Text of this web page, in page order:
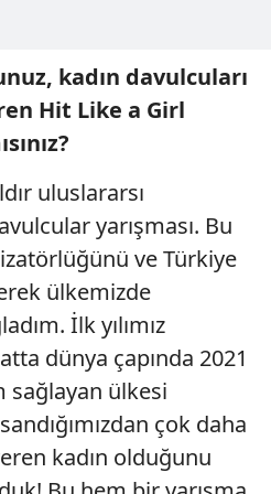
kadın davulcuları
Hit Like a Girl
uluslararsı
yarışması. Bu
ve Türkiye
ülkemizde
İlk yılımız
dünya çapında 2021
sağlayan ülkesi
çok daha
kadın olduğunu